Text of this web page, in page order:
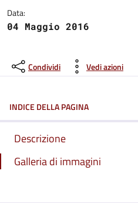
Data:
04 Maggio 2016
Condividi Vedi azioni
INDICE DELLA PAGINA
Descrizione
Galleria di immagini